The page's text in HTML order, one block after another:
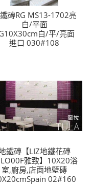
號@a0975005573
磚RG MS13-1702亮
白/平面
白/平/亮面
進口 030#108
鐵磚【LIZ地鐵花磚
雅致】10X20浴
室,廚房,店面地壁磚
02#160